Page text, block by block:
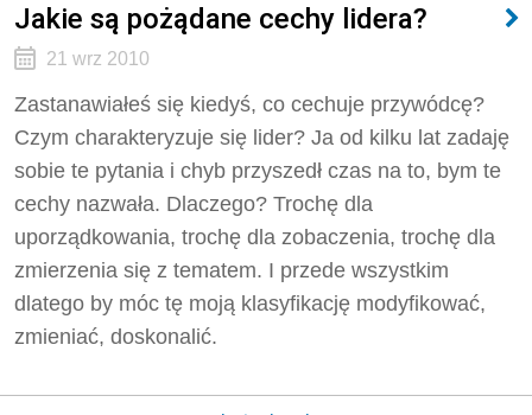
Jakie są pożądane cechy lidera?
21 wrz 2010
Zastanawiałeś się kiedyś, co cechuje przywódcę?
Czym charakteryzuje się lider? Ja od kilku lat zadaję
sobie te pytania i chyb przyszedł czas na to, bym te
cechy nazwała. Dlaczego? Trochę dla
uporządkowania, trochę dla zobaczenia, trochę dla
zmierzenia się z tematem. I przede wszystkim
dlatego by móc tę moją klasyfikację modyfikować,
zmieniać, doskonalić.